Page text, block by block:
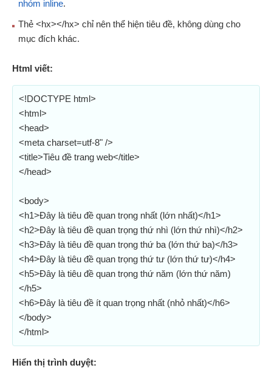
nhóm inline.
Thẻ <hx></hx> chỉ nên thể hiện tiêu đề, không dùng cho
mục đích khác.
Html viết:
<!DOCTYPE html>
<html>
<head>
<meta charset=utf-8" />
<title>Tiêu đề trang web</title>
</head>
<body>
<h1>Đây là tiêu đề quan trọng nhất (lớn nhất)</h1>
<h2>Đây là tiêu đề quan trọng thứ nhì (lớn thứ nhì)</h2>
<h3>Đây là tiêu đề quan trọng thứ ba (lớn thứ ba)</h3>
<h4>Đây là tiêu đề quan trọng thứ tư (lớn thứ tư)</h4>
<h5>Đây là tiêu đề quan trọng thứ năm (lớn thứ năm)
</h5>
<h6>Đây là tiêu đề ít quan trọng nhất (nhỏ nhất)</h6>
</body>
</html>
Hiển thị trình duyệt: